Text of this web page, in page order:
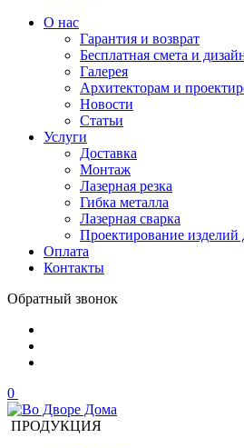
О нас
Гарантия и возврат
Бесплатная смета и
Галерея
Архитекторам и
Новости
Статьи
Услуги
Доставка
Монтаж
Лазерная резка
Гибка металла
Лазерная сварка
Проектирование изделий
Оплата
Контакты
Обратный звонок
0
ПРОДУКЦИЯ